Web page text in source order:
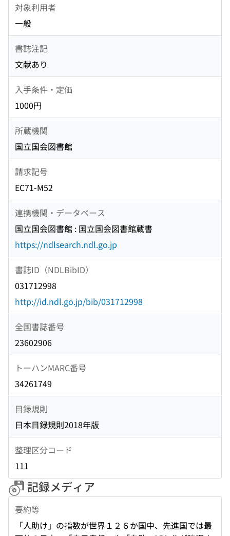
対象利用者
一般
書誌注記
文献あり
入手条件・定価
1000円
所蔵機関
国立国会図書館
請求記号
EC71-M52
連携機関・データベース
国立国会図書館 : 国立国会図書館蔵書
https://ndlsearch.ndl.go.jp
書誌ID（NDLBibID）
031712998
http://id.ndl.go.jp/bib/031712998
全国書誌番号
23602906
トーハンMARC番号
34261749
目録規則
日本目録規則2018年版
整理区分コード
111
記録メディア
要約等
「人助け」の指数が世界１２６か国中、先進国では最